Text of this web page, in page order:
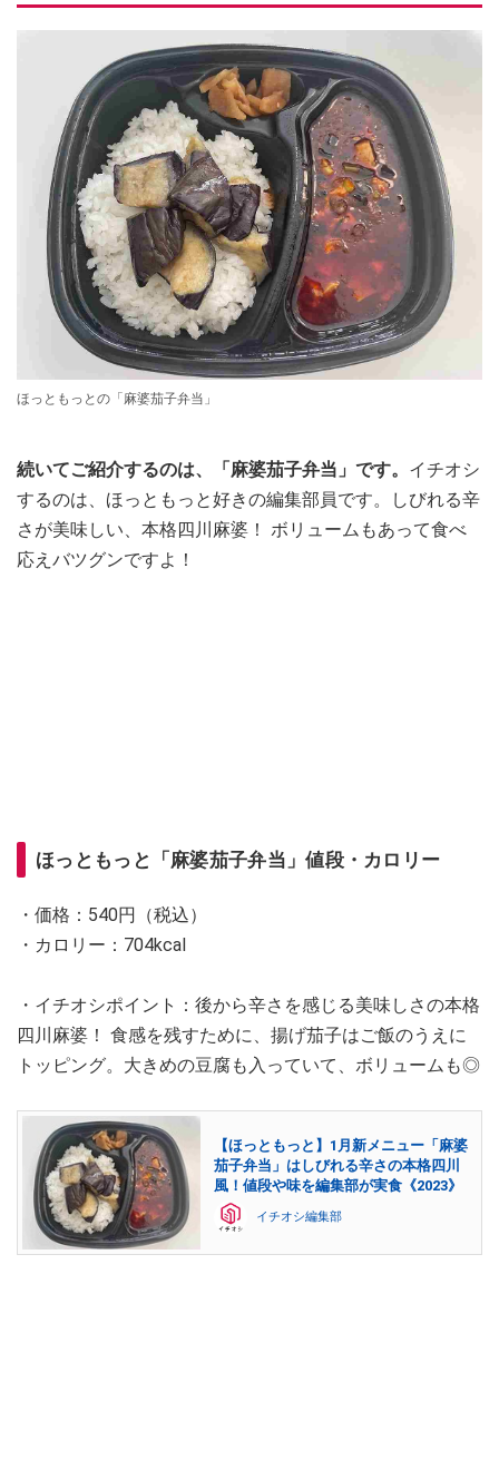
ほっともっとの「麻婆茄子弁当」
続いてご紹介するのは、「麻婆茄子弁当」です。 イチオシ
するのは、ほっともっと好きの編集部員です。しびれる辛
さが美味しい、本格四川麻婆！ ボリュームもあって食べ
応えバツグンですよ！
ほっともっと「麻婆茄子弁当」値段・カロリー
・価格：540円（税込）
・カロリー：704kcal
・イチオシポイント：後から辛さを感じる美味しさの本格
四川麻婆！ 食感を残すために、揚げ茄子はご飯のうえに
トッピング。大きめの豆腐も入っていて、ボリュームも◎
【ほっともっと】1月新メニュー「麻婆
茄子弁当」はしびれる辛さの本格四川
風！値段や味を編集部が実食《2023》
イチオシ編集部